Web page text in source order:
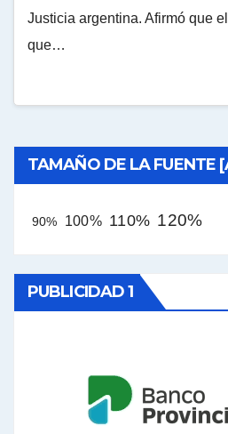
Justicia argentina. Afirmó que
que…
TAMAÑO DE LA FUENTE
90% 100% 110% 120%
PUBLICIDAD 1